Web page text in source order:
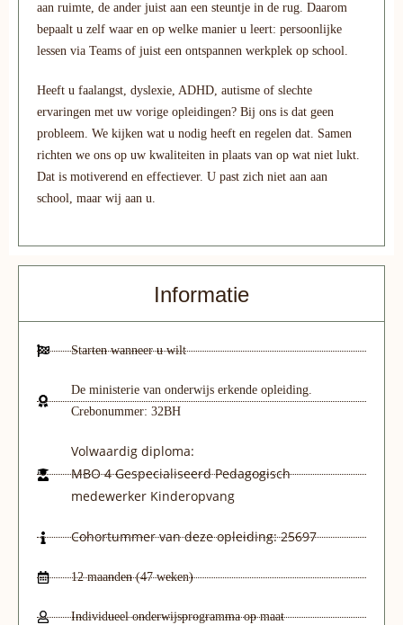
aan ruimte, de ander juist aan een steuntje in de rug. Daarom
bepaalt u zelf waar en op welke manier u leert: persoonlijke
lessen via Teams of juist een ontspannen werkplek op school.
Heeft u faalangst, dyslexie, ADHD, autisme of slechte
ervaringen met uw vorige opleidingen? Bij ons is dat geen
probleem. We kijken wat u nodig heeft en regelen dat. Samen
richten we ons op uw kwaliteiten in plaats van op wat niet lukt.
Dat is motiverend en effectiever. U past zich niet aan aan
school, maar wij aan u.
Informatie
Starten wanneer u wilt
De ministerie van onderwijs erkende opleiding.
Crebonummer: 32BH
Volwaardig diploma:
MBO 4 Gespecialiseerd Pedagogisch
medewerker Kinderopvang
Cohortummer van deze opleiding: 25697
12 maanden (47 weken)
Individueel onderwijsprogramma op maat